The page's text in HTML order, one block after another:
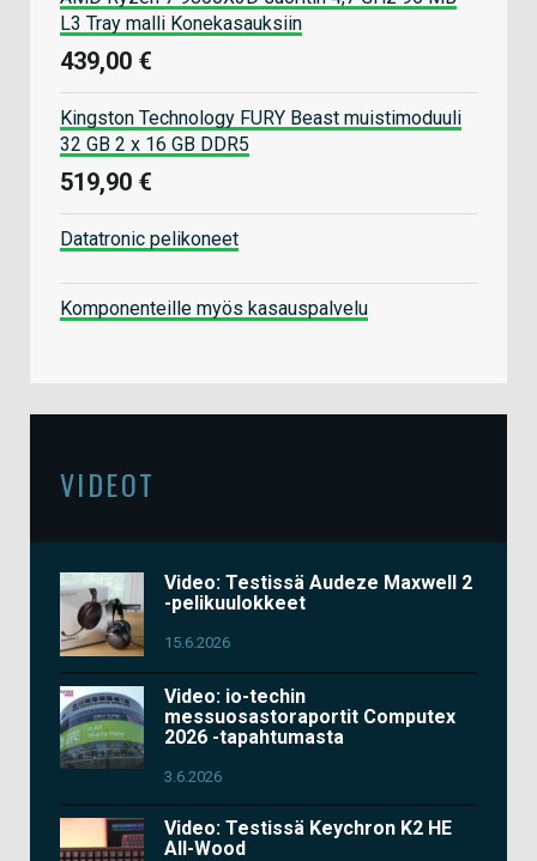
L3 Tray malli Konekasauksiin
439,00 €
Kingston Technology FURY Beast muistimoduuli
32 GB 2 x 16 GB DDR5
519,90 €
Datatronic pelikoneet
Komponenteille myös kasauspalvelu
VIDEOT
Video: Testissä Audeze Maxwell 2
-pelikuulokkeet
15.6.2026
Video: io-techin
messuosastoraportit Computex
2026 -tapahtumasta
3.6.2026
Video: Testissä Keychron K2 HE
All-Wood